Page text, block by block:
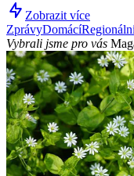
Zobrazit více
ZprávyDomácí
Vybrali jsme pro vás